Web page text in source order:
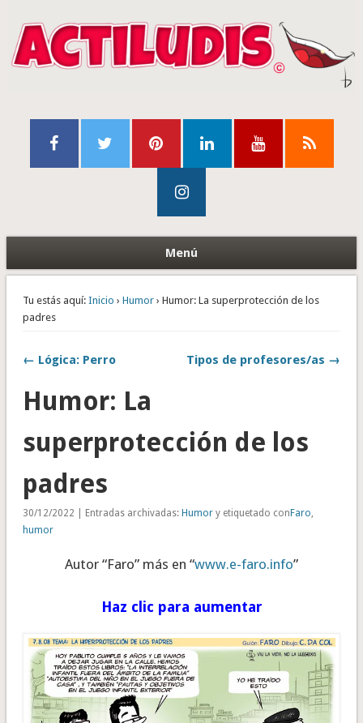
Menú
Tu estás aquí: Inicio › Humor› Humor: La superprotección de los
padres
← Lógica: Perro Tipos de profesores/as →
Humor: La
superprotección de los
padres
30/12/2022 | Entradas archivadas: Humory etiquetado con Faro,
humor
Autor “Faro” más en “www.e-faro.info”
Haz clic para aumentar